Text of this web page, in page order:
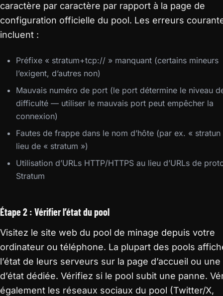
caractère par caractère par rapport à la page de
configuration officielle du pool. Les erreurs
incluent :
Préfixe « stratum+tcp:// » manquant (certains mineurs
l’exigent, d’autres non)
Mauvais numéro de port (le port détermine le niveau
difficulté — utiliser le mauvais port peut empêcher la
connexion)
Fautes de frappe dans le nom d’hôte (par ex. « stratun
lieu de « stratum »)
Utilisation d’URLs HTTP/HTTPS au lieu d’URLs de
Stratum
Étape 2 : Vérifier l’état du pool
Visitez le site web du pool de minage depuis votre
ordinateur ou téléphone. La plupart des pools
l’état de leurs serveurs sur la page d’accueil ou
d’état dédiée. Vérifiez si le pool subit une panne.
également les réseaux sociaux du pool (Twitter/X,